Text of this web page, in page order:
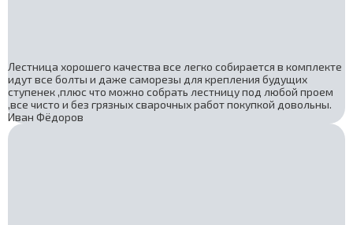
Лестница хорошего качества все легко собирается в комплекте
идут все болты и даже саморезы для крепления будущих
ступенек ,плюс что можно собрать лестницу под любой проем
,все чисто и без грязных сварочных работ покупкой довольны.
Иван Фёдоров